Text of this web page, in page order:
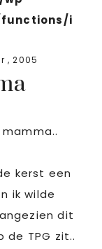
i
, 2005
kerst een
ik wilde
dit
TPG zit..